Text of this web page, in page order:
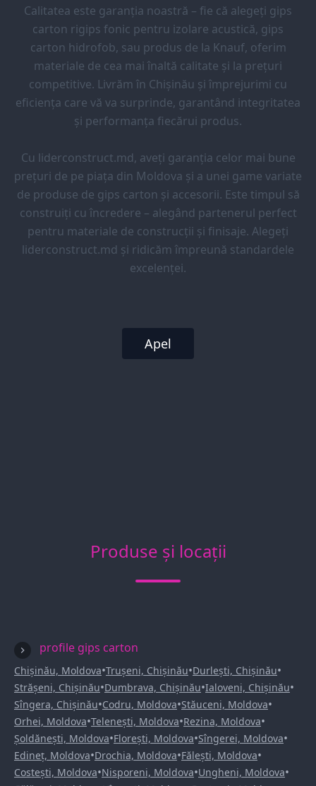
Calitatea este garanția noastră – fie că alegeți gips
carton rigips fonic pentru izolare acustică, gips
carton hidrofob, sau produs de la Knauf, oferim
materiale de cea mai înaltă calitate și la prețuri
competitive. Livrăm în Chișinău și împrejurimi cu
eficiența care vă va surprinde, garantând integritatea
și performanța fiecărui produs.
Cu liderconstruct.md, aveți garanția celor mai bune
prețuri de pe piața din Moldova și a unei game variate
de produse de gips carton și accesorii. Este timpul să
construiți cu încredere – alegând partenerul perfect
pentru materiale de construcții și finisaje. Alegeți
liderconstruct.md și ridicăm împreună standardele
excelenței.
Apel
Produse și locații
profile gips carton
Chișinău, Moldova•Trușeni, Chișinău•Durlești, Chișinău•
Strășeni, Chișinău•Dumbrava, Chișinău•Ialoveni, Chișinău•
Sîngera, Chișinău•Codru, Moldova•Stăuceni, Moldova•
Orhei, Moldova•Telenești, Moldova•Rezina, Moldova•
Șoldănești, Moldova•Florești, Moldova•Sîngerei, Moldova•
Edineț, Moldova•Drochia, Moldova•Fălești, Moldova•
Costești, Moldova•Nisporeni, Moldova•Ungheni, Moldova•